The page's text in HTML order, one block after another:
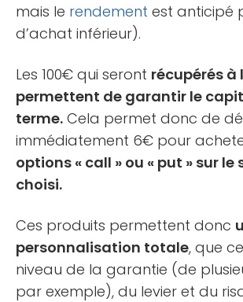
mais le rendement est anticipé
d’achat inférieur).
Les 100€ qui seront récupérés à
permettent de garantir le
terme. Cela permet donc de
immédiatement 6€ pour
options « call » ou « put » sur
choisi.
Ces produits permettent donc
personnalisation totale, que
niveau de la garantie (de
par exemple), du levier et du